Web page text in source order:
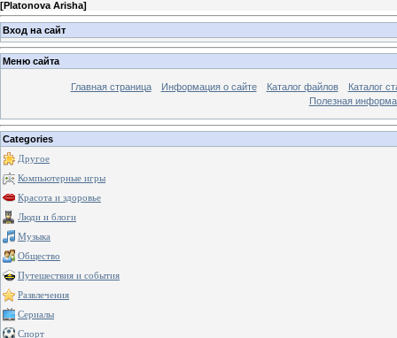
[Platonova Arisha]
Вход на сайт
Меню сайта
Главная страница Информация о сайте Каталог файлов
Каталог
Полезная
Categories
Другое
Компьютерные игры
Красота и здоровье
Люди и блоги
Музыка
Общество
Путешествия и события
Развлечения
Сериалы
Спорт